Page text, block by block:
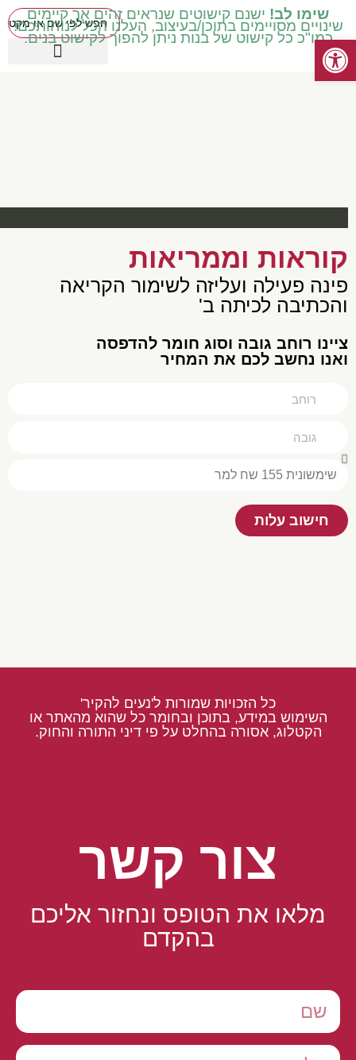
פתח סרגל נגישות
שימו לב! ישנם קישוטים שנראים זהים אך קיימים
שינויים מסויימים בתוכן/בעיצוב, העלנו הכל לנוחותכם!
כמו"כ כל קישוט של בנות ניתן להפוך לקישוט בנים.
קוראות וממריאות
פינה פעילה ועליזה לשימור הקריאה
והכתיבה לכיתה ב'
צײנו רוחב גובה וסוג חומר להדפסה
ואנו נחשב לכם את המחיר
חישוב עלות
כל הזכויות שמורות ל'נעים להקיר'
השימוש במידע, בתוכן ובחומר כל שהוא מהאתר או
הקטלוג, אסורה בהחלט על פי דיני התורה והחוק.
צור קשר
מלאו את הטופס ונחזור אליכם
בהקדם